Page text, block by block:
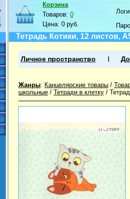
Корзина
Товаров:0
Цена:0 руб.
Тетрадь Котики, 12 листов,
Личное пространство
Жанры: Канцелярские товары /
школьные / Тетради в клетку /